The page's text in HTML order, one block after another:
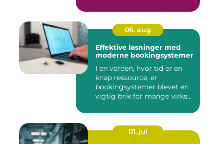
06. aug
Effektive løsninger med
moderne bookingsystemer
I en verden, hvor tid er en
knap ressource, er
bookingsystemer blevet en
vigtig brik for mange virks...
01. jul